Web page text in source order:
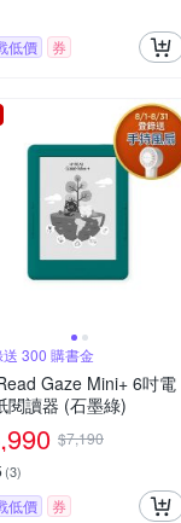
低價 券
送 300 購書金
Gaze Mini+ 6吋電
閱讀器 (石墨綠)
$7,190
(3)
低價 券